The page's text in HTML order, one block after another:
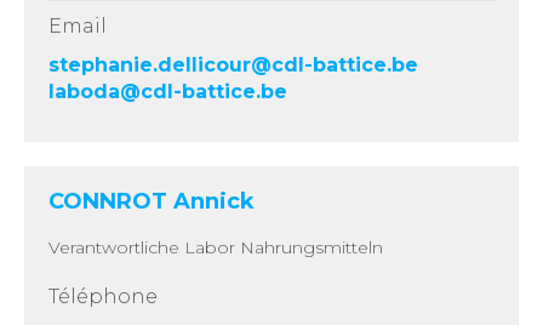
Email
stephanie.dellicour@cdl-battice.be
laboda@cdl-battice.be
CONNROT Annick
Verantwortliche Labor Nahrungsmitteln
Téléphone